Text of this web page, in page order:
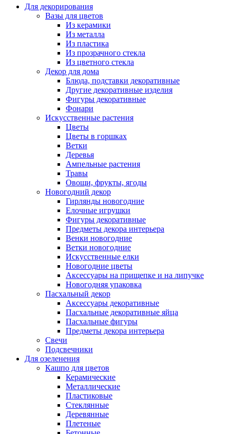
Для декорирования
Вазы для цветов
Из керамики
Из металла
Из пластика
Из прозрачного стекла
Из цветного стекла
Декор для дома
Блюда, подставки декоративные
Другие декоративные изделия
Фигуры декоративные
Фонари
Искусственные растения
Цветы
Цветы в горшках
Ветки
Деревья
Ампельные растения
Травы
Овощи, фрукты, ягоды
Новогодний декор
Гирлянды новогодние
Елочные игрушки
Фигуры декоративные
Предметы декора интерьера
Венки новогодние
Ветки новогодние
Искусственные елки
Новогодние цветы
Аксессуары на прищепке и на липучке
Новогодняя упаковка
Пасхальный декор
Аксессуары декоративные
Пасхальные декоративные яйца
Пасхальные фигуры
Предметы декора интерьера
Свечи
Подсвечники
Для озеленения
Кашпо для цветов
Керамические
Металлические
Пластиковые
Стеклянные
Деревянные
Плетеные